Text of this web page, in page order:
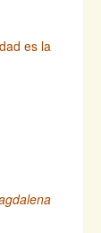
es la